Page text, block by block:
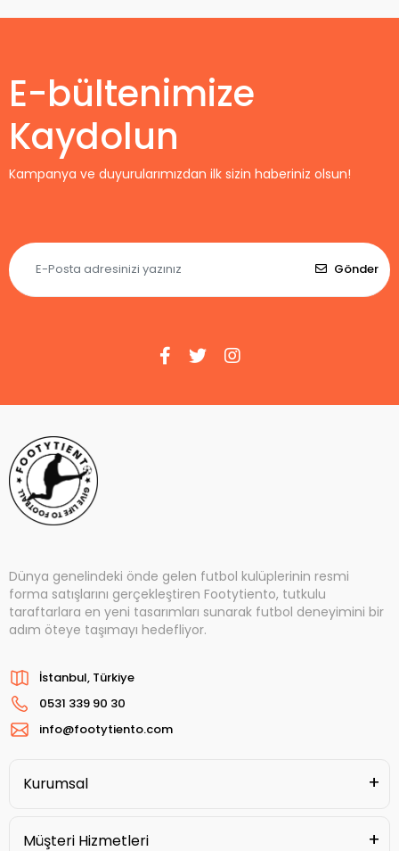
Forma & Şort
E-bültenimize
Kaydolun
Kampanya ve duyurularımızdan ilk sizin haberiniz olsun!
Gönder
Dünya genelindeki önde gelen futbol kulüplerinin resmi
forma satışlarını gerçekleştiren Footytiento, tutkulu
taraftarlara en yeni tasarımları sunarak futbol deneyimini bir
adım öteye taşımayı hedefliyor.
İstanbul, Türkiye
0531 339 90 30
info@footytiento.com
Kurumsal
Müşteri Hizmetleri